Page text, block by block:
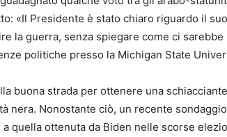
«Il Presidente è stato chiaro riguardo il
la guerra, senza spiegare come ci sarebbe
politiche presso la Michigan State
buona strada per ottenere una schiacciante
nera. Nonostante ciò, un recente
quella ottenuta da Biden nelle scorse